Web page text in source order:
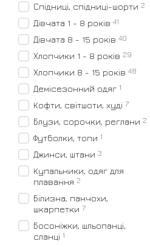
Спідниці, спідниці-шорти 2
Дівчата 1 - 8 років 41
Дівчата 8 - 15 років 40
Хлопчики 1 - 8 років 29
Хлопчики 8 - 15 років 48
Демісезонний одяг 1
Кофти, світшоти, худі 7
Блузи, сорочки, реглани 2
Футболки, топи 1
Джинси, штани 3
Купальники, одяг для
плавання 2
Білизна, панчохи,
шкарпетки 7
Босоніжки, шльопанці,
сланці 1